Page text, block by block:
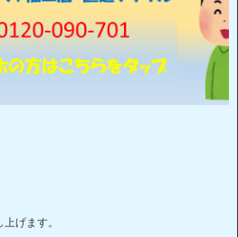
げます。